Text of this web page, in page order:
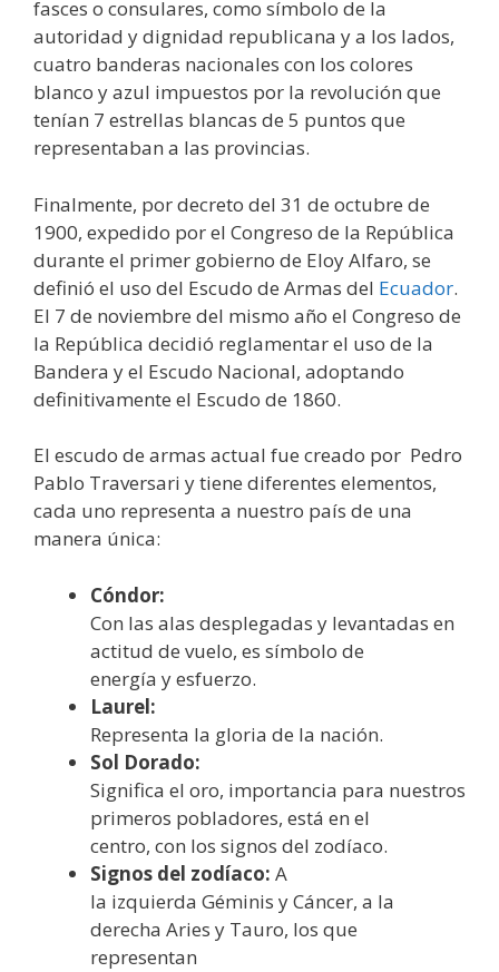
fasces o consulares, como símbolo de la
autoridad y dignidad republicana y a los lados,
cuatro banderas nacionales con los colores
blanco y azul impuestos por la revolución que
tenían 7 estrellas blancas de 5 puntos que
representaban a las provincias.
Finalmente, por decreto del 31 de octubre de
1900, expedido por el Congreso de la República
durante el primer gobierno de Eloy Alfaro, se
definió el uso del Escudo de Armas del Ecuador.
El 7 de noviembre del mismo año el Congreso de
la República decidió reglamentar el uso de la
Bandera y el Escudo Nacional, adoptando
definitivamente el Escudo de 1860.
El escudo de armas actual fue creado por Pedro
Pablo Traversari y tiene diferentes elementos,
cada uno representa a nuestro país de una
manera única:
Cóndor:
Con las alas desplegadas y levantadas en
actitud de vuelo, es símbolo de
energía y esfuerzo.
Laurel:
Representa la gloria de la nación.
Sol Dorado:
Significa el oro, importancia para nuestros
primeros pobladores, está en el
centro, con los signos del zodíaco.
Signos del zodíaco: A
la izquierda Géminis y Cáncer, a la
derecha Aries y Tauro, los que
representan